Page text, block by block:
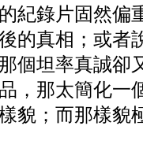
紀錄片固然偏
的真相；或者
個坦率真誠卻
，那太簡化一
貌；而那樣貌